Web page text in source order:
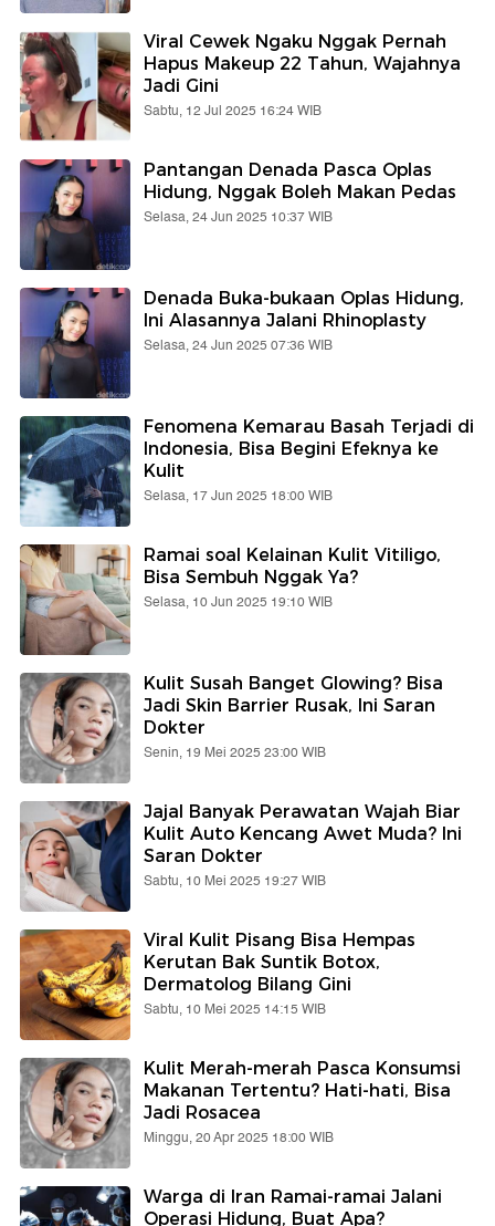
Viral Cewek Ngaku Nggak Pernah
Hapus Makeup 22 Tahun, Wajahnya
Jadi Gini
Sabtu, 12 Jul 2025 16:24 WIB
Pantangan Denada Pasca Oplas
Hidung, Nggak Boleh Makan Pedas
Selasa, 24 Jun 2025 10:37 WIB
Denada Buka-bukaan Oplas Hidung,
Ini Alasannya Jalani Rhinoplasty
Selasa, 24 Jun 2025 07:36 WIB
Fenomena Kemarau Basah Terjadi di
Indonesia, Bisa Begini Efeknya ke
Kulit
Selasa, 17 Jun 2025 18:00 WIB
Ramai soal Kelainan Kulit Vitiligo,
Bisa Sembuh Nggak Ya?
Selasa, 10 Jun 2025 19:10 WIB
Kulit Susah Banget Glowing? Bisa
Jadi Skin Barrier Rusak, Ini Saran
Dokter
Senin, 19 Mei 2025 23:00 WIB
Jajal Banyak Perawatan Wajah Biar
Kulit Auto Kencang Awet Muda? Ini
Saran Dokter
Sabtu, 10 Mei 2025 19:27 WIB
Viral Kulit Pisang Bisa Hempas
Kerutan Bak Suntik Botox,
Dermatolog Bilang Gini
Sabtu, 10 Mei 2025 14:15 WIB
Kulit Merah-merah Pasca Konsumsi
Makanan Tertentu? Hati-hati, Bisa
Jadi Rosacea
Minggu, 20 Apr 2025 18:00 WIB
Warga di Iran Ramai-ramai Jalani
Operasi Hidung, Buat Apa?